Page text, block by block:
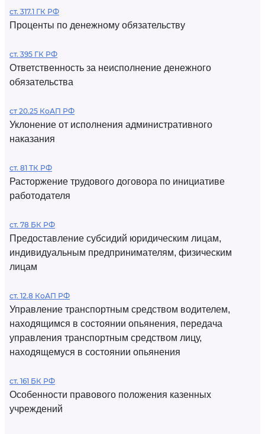
ст. 317.1 ГК РФ
Проценты по денежному обязательству
ст. 395 ГК РФ
Ответственность за неисполнение денежного
обязательства
ст 20.25 КоАП РФ
Уклонение от исполнения административного
наказания
ст. 81 ТК РФ
Расторжение трудового договора по инициативе
работодателя
ст. 78 БК РФ
Предоставление субсидий юридическим лицам,
индивидуальным предпринимателям, физическим
лицам
ст. 12.8 КоАП РФ
Управление транспортным средством водителем,
находящимся в состоянии опьянения, передача
управления транспортным средством лицу,
находящемуся в состоянии опьянения
ст. 161 БК РФ
Особенности правового положения казенных
учреждений